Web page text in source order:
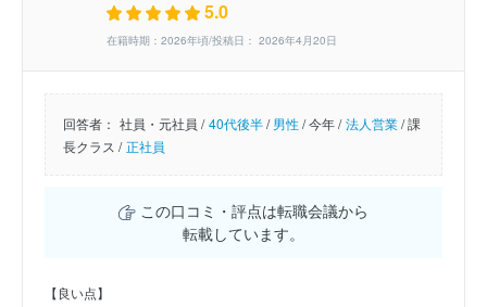
5.0
在籍時期：2026年頃/投稿日： 2026年4月20日
回答者： 社員・元社員 / 40代後半/男性/今年 / 法人営業/課
長クラス / 正社員
この口コミ・評点は転職会議から
転載しています。
【良い点】